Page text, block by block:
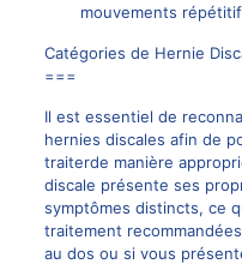
mouvements
Catégories de Hernie
===
Il est essentiel de
hernies discales afin de
traiterde manière
discale présente ses
symptômes distincts, ce
traitement
au dos ou si vous